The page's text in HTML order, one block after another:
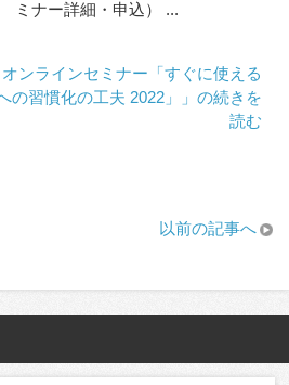
ミナー詳細・申込） ...
オンラインセミナー「すぐに使える
の習慣化の工夫 2022」」の続きを
読む
以前の記事へ